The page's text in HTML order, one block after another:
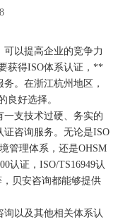
以提高企业的竞争力
获得ISO体系认证，**
。在浙江杭州地区，
良好选择。
一支技术过硬、务实的
咨询服务。无论是ISO
管理体系，还是OHSM
认证，ISO/TS16949认
贝安咨询都能够提供
以及其他相关体系认